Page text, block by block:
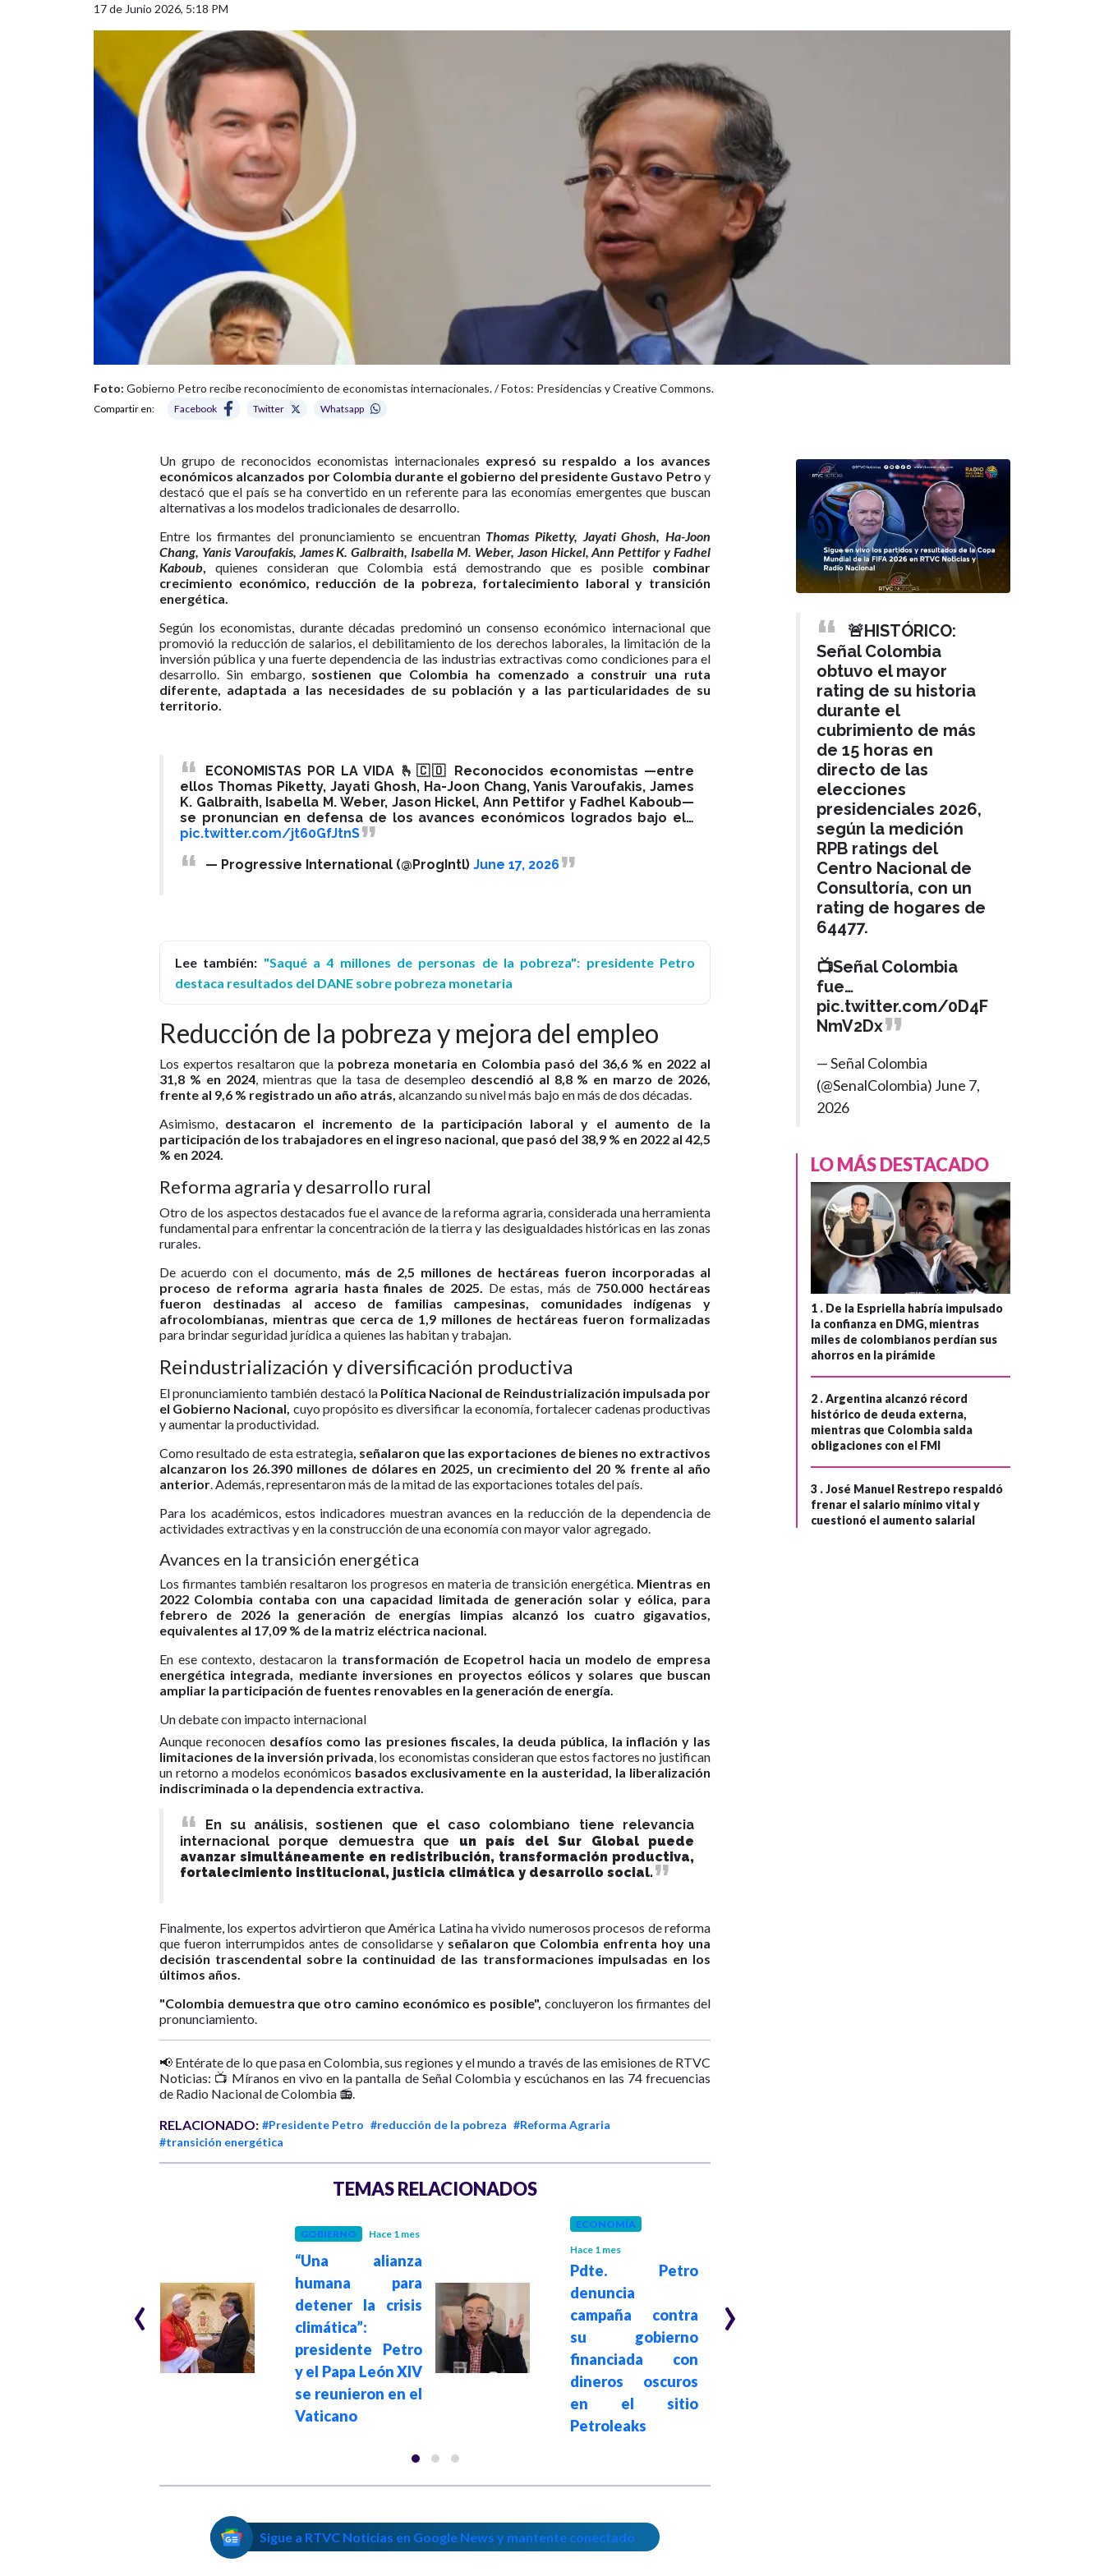
17 de Junio 2026, 5:18 PM
Foto: Gobierno Petro recibe reconocimiento de economistas internacionales. / Fotos: Presidencias y Creative Commons.
Compartir en: Facebook Twitter Whatsapp
Un grupo de reconocidos economistas internacionales expresó su respaldo a los avances
económicos alcanzados por Colombia durante el gobierno del presidente Gustavo Petro y
destacó que el país se ha convertido en un referente para las economías emergentes que buscan
alternativas a los modelos tradicionales de desarrollo.
Entre los firmantes del pronunciamiento se encuentran Thomas Piketty, Jayati Ghosh, Ha-Joon
Chang, Yanis Varoufakis, James K. Galbraith, Isabella M. Weber, Jason Hickel, Ann Pettifor y Fadhel
Kaboub,quienes consideran que Colombia está demostrando que es posible combinar
crecimiento económico, reducción de la pobreza, fortalecimiento laboral y transición
energética.
Según los economistas, durante décadas predominó un consenso económico internacional que
promovió la reducción de salarios, el debilitamiento de los derechos laborales, la limitación de la
inversión pública y una fuerte dependencia de las industrias extractivas como condiciones para el
desarrollo. Sin embargo, sostienen que Colombia ha comenzado a construir una ruta
diferente, adaptada a las necesidades de su población y a las particularidades de su
territorio.
ECONOMISTAS POR LA VIDA 🫰🇨🇴 Reconocidos economistas —entre
ellos Thomas Piketty, Jayati Ghosh, Ha-Joon Chang, Yanis Varoufakis, James
K. Galbraith, Isabella M. Weber, Jason Hickel, Ann Pettifor y Fadhel Kaboub—
se pronuncian en defensa de los avances económicos logrados bajo el…
pic.twitter.com/jt60GfJtnS
— Progressive International (@ProgIntl) June 17, 2026
Lee también: "Saqué a 4 millones de personas de la pobreza": presidente Petro
destaca resultados del DANE sobre pobreza monetaria
Reducción de la pobreza y mejora del empleo
Los expertos resaltaron que la pobreza monetaria en Colombia pasó del 36,6 % en 2022 al
31,8 % en 2024, mientras que la tasa de desempleo descendió al 8,8 % en marzo de 2026,
frente al 9,6 % registrado un año atrás, alcanzando su nivel más bajo en más de dos décadas.
Asimismo, destacaron el incremento de la participación laboral y el aumento de la
participación de los trabajadores en el ingreso nacional, que pasó del 38,9 % en 2022 al 42,5
% en 2024.
Reforma agraria y desarrollo rural
Otro de los aspectos destacados fue el avance de la reforma agraria, considerada una herramienta
fundamental para enfrentar la concentración de la tierra y las desigualdades históricas en las zonas
rurales.
De acuerdo con el documento, más de 2,5 millones de hectáreas fueron incorporadas al
proceso de reforma agraria hasta finales de 2025. De estas, más de750.000 hectáreas
fueron destinadas al acceso de familias campesinas, comunidades indígenas y
afrocolombianas, mientras que cerca de 1,9 millones de hectáreas fueron formalizadas
para brindar seguridad jurídica a quienes las habitan y trabajan.
Reindustrialización y diversificación productiva
El pronunciamiento también destacó la Política Nacional de Reindustrialización impulsada por
el Gobierno Nacional, cuyo propósito es diversificar la economía, fortalecer cadenas productivas
y aumentar la productividad.
Como resultado de esta estrategia, señalaron que las exportaciones de bienes no extractivos
alcanzaron los 26.390 millones de dólares en 2025, un crecimiento del 20 % frente al año
anterior. Además, representaron más de la mitad de las exportaciones totales del país.
Para los académicos, estos indicadores muestran avances en la reducción de la dependencia de
actividades extractivas y en la construcción de una economía con mayor valor agregado.
Avances en la transición energética
Los firmantes también resaltaron los progresos en materia de transición energética. Mientras en
2022 Colombia contaba con una capacidad limitada de generación solar y eólica, para
febrero de 2026 la generación de energías limpias alcanzó los cuatro gigavatios,
equivalentes al 17,09 % de la matriz eléctrica nacional.
En ese contexto, destacaron la transformación de Ecopetrol hacia un modelo de empresa
energética integrada, mediante inversiones en proyectos eólicos y solares que buscan
ampliar la participación de fuentes renovables en la generación de energía.
Un debate con impacto internacional
Aunque reconocen desafíos como las presiones fiscales, la deuda pública, la inflación y las
limitaciones de la inversión privada, los economistas consideran que estos factores no justifican
un retorno a modelos económicos basados exclusivamente en la austeridad, la liberalización
indiscriminada o la dependencia extractiva.
En su análisis, sostienen que el caso colombiano tiene relevancia
internacional porque demuestra que un país del Sur Global puede
avanzar simultáneamente en redistribución, transformación productiva,
fortalecimiento institucional, justicia climática y desarrollo social.
Finalmente, los expertos advirtieron que América Latina ha vivido numerosos procesos de reforma
que fueron interrumpidos antes de consolidarse y señalaron que Colombia enfrenta hoy una
decisión trascendental sobre la continuidad de las transformaciones impulsadas en los
últimos años.
"Colombia demuestra que otro camino económico es posible", concluyeron los firmantes del
pronunciamiento.
📢 Entérate de lo que pasa en Colombia, sus regiones y el mundo a través de las emisiones de RTVC
Noticias: 📺 Míranos en vivo en la pantalla de Señal Colombia y escúchanos en las 74 frecuencias
de Radio Nacional de Colombia 📻.
RELACIONADO: #Presidente Petro #reducción de la pobreza #Reforma Agraria
#transición energética
TEMAS RELACIONADOS
más empleo:
GOBIERNO Hace 1 mes
“Una alianza
humana para
detener la crisis
climática”:
presidente Petro
y el Papa León XIV
se reunieron en el
Vaticano
ECONOMÍA
Hace 1 mes
Pdte. Petro
denuncia
campaña contra
su gobierno
financiada con
dineros oscuros
en el sitio
Petroleaks
‹ ›
Sigue a RTVC Noticias en Google News y mantente conectado
🚨HISTÓRICO:
Señal Colombia
obtuvo el mayor
rating de su historia
durante el
cubrimiento de más
de 15 horas en
directo de las
elecciones
presidenciales 2026,
según la medición
RPB ratings del
Centro Nacional de
Consultoría, con un
rating de hogares de
64477.
📺Señal Colombia
fue…
pic.twitter.com/0D4F
NmV2Dx
— Señal Colombia
(@SenalColombia) June 7,
2026
LO MÁS DESTACADO
1 . De la Espriella habría impulsado
la confianza en DMG, mientras
miles de colombianos perdían sus
ahorros en la pirámide
2 .Argentina alcanzó récord
histórico de deuda externa,
mientras que Colombia salda
obligaciones con el FMI
3 .José Manuel Restrepo respaldó
frenar el salario mínimo vital y
cuestionó el aumento salarial